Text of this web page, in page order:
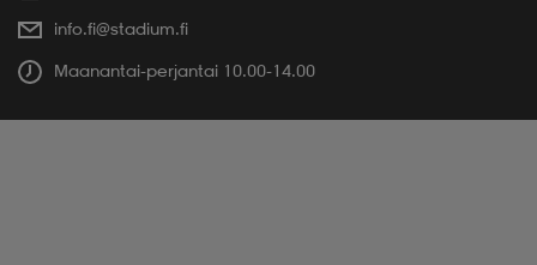
info.fi@stadium.fi
Maanantai-perjantai 10.00-14.00